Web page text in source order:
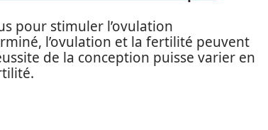
pour stimuler l’ovulation
l’ovulation et la fertilité peuvent
de la conception puisse varier en